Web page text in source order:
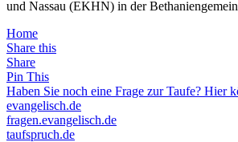
und Nassau (EKHN) in der
Home
Share this
Share
Pin This
Haben Sie noch eine Frage zur Taufe? Hier
evangelisch.de
fragen.evangelisch.de
taufspruch.de